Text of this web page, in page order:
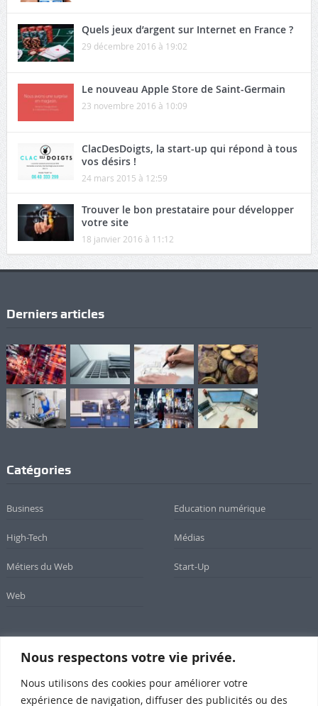
Nous respectons votre vie privée.
Nous utilisons des cookies pour améliorer votre
expérience de navigation, diffuser des publicités ou des
Quels jeux d’argent sur Internet en France ?
29 décembre 2016 à 19:02
Le nouveau Apple Store de Saint-Germain
23 novembre 2016 à 10:09
ClacDesDoigts, la start-up qui répond à tous
vos désirs !
24 mars 2015 à 12:59
Trouver le bon prestataire pour développer
votre site
18 janvier 2016 à 11:12
Derniers articles
Catégories
Business Education numérique
High-Tech Médias
Métiers du Web Start-Up
Web
Newsletter
Inscrivez-vous à notre newsletter